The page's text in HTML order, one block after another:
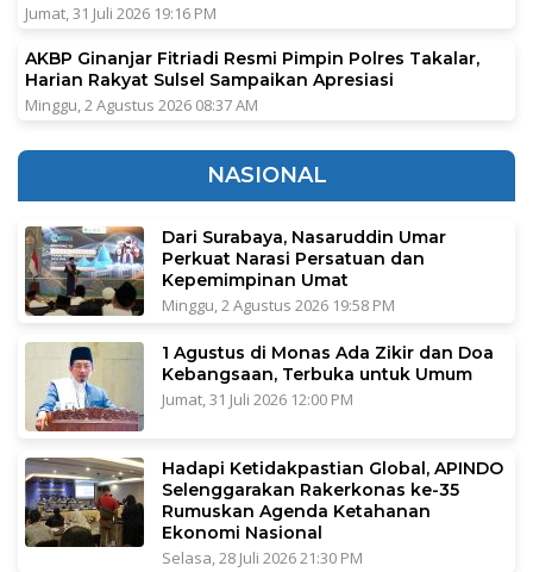
Jumat, 31 Juli 2026 19:16 PM
AKBP Ginanjar Fitriadi Resmi Pimpin Polres Takalar,
Harian Rakyat Sulsel Sampaikan Apresiasi
Minggu, 2 Agustus 2026 08:37 AM
NASIONAL
Dari Surabaya, Nasaruddin Umar
Perkuat Narasi Persatuan dan
Kepemimpinan Umat
Minggu, 2 Agustus 2026 19:58 PM
1 Agustus di Monas Ada Zikir dan Doa
Kebangsaan, Terbuka untuk Umum
Jumat, 31 Juli 2026 12:00 PM
Hadapi Ketidakpastian Global, APINDO
Selenggarakan Rakerkonas ke-35
Rumuskan Agenda Ketahanan
Ekonomi Nasional
Selasa, 28 Juli 2026 21:30 PM